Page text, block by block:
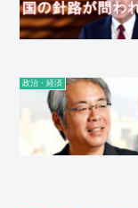
政治・経済